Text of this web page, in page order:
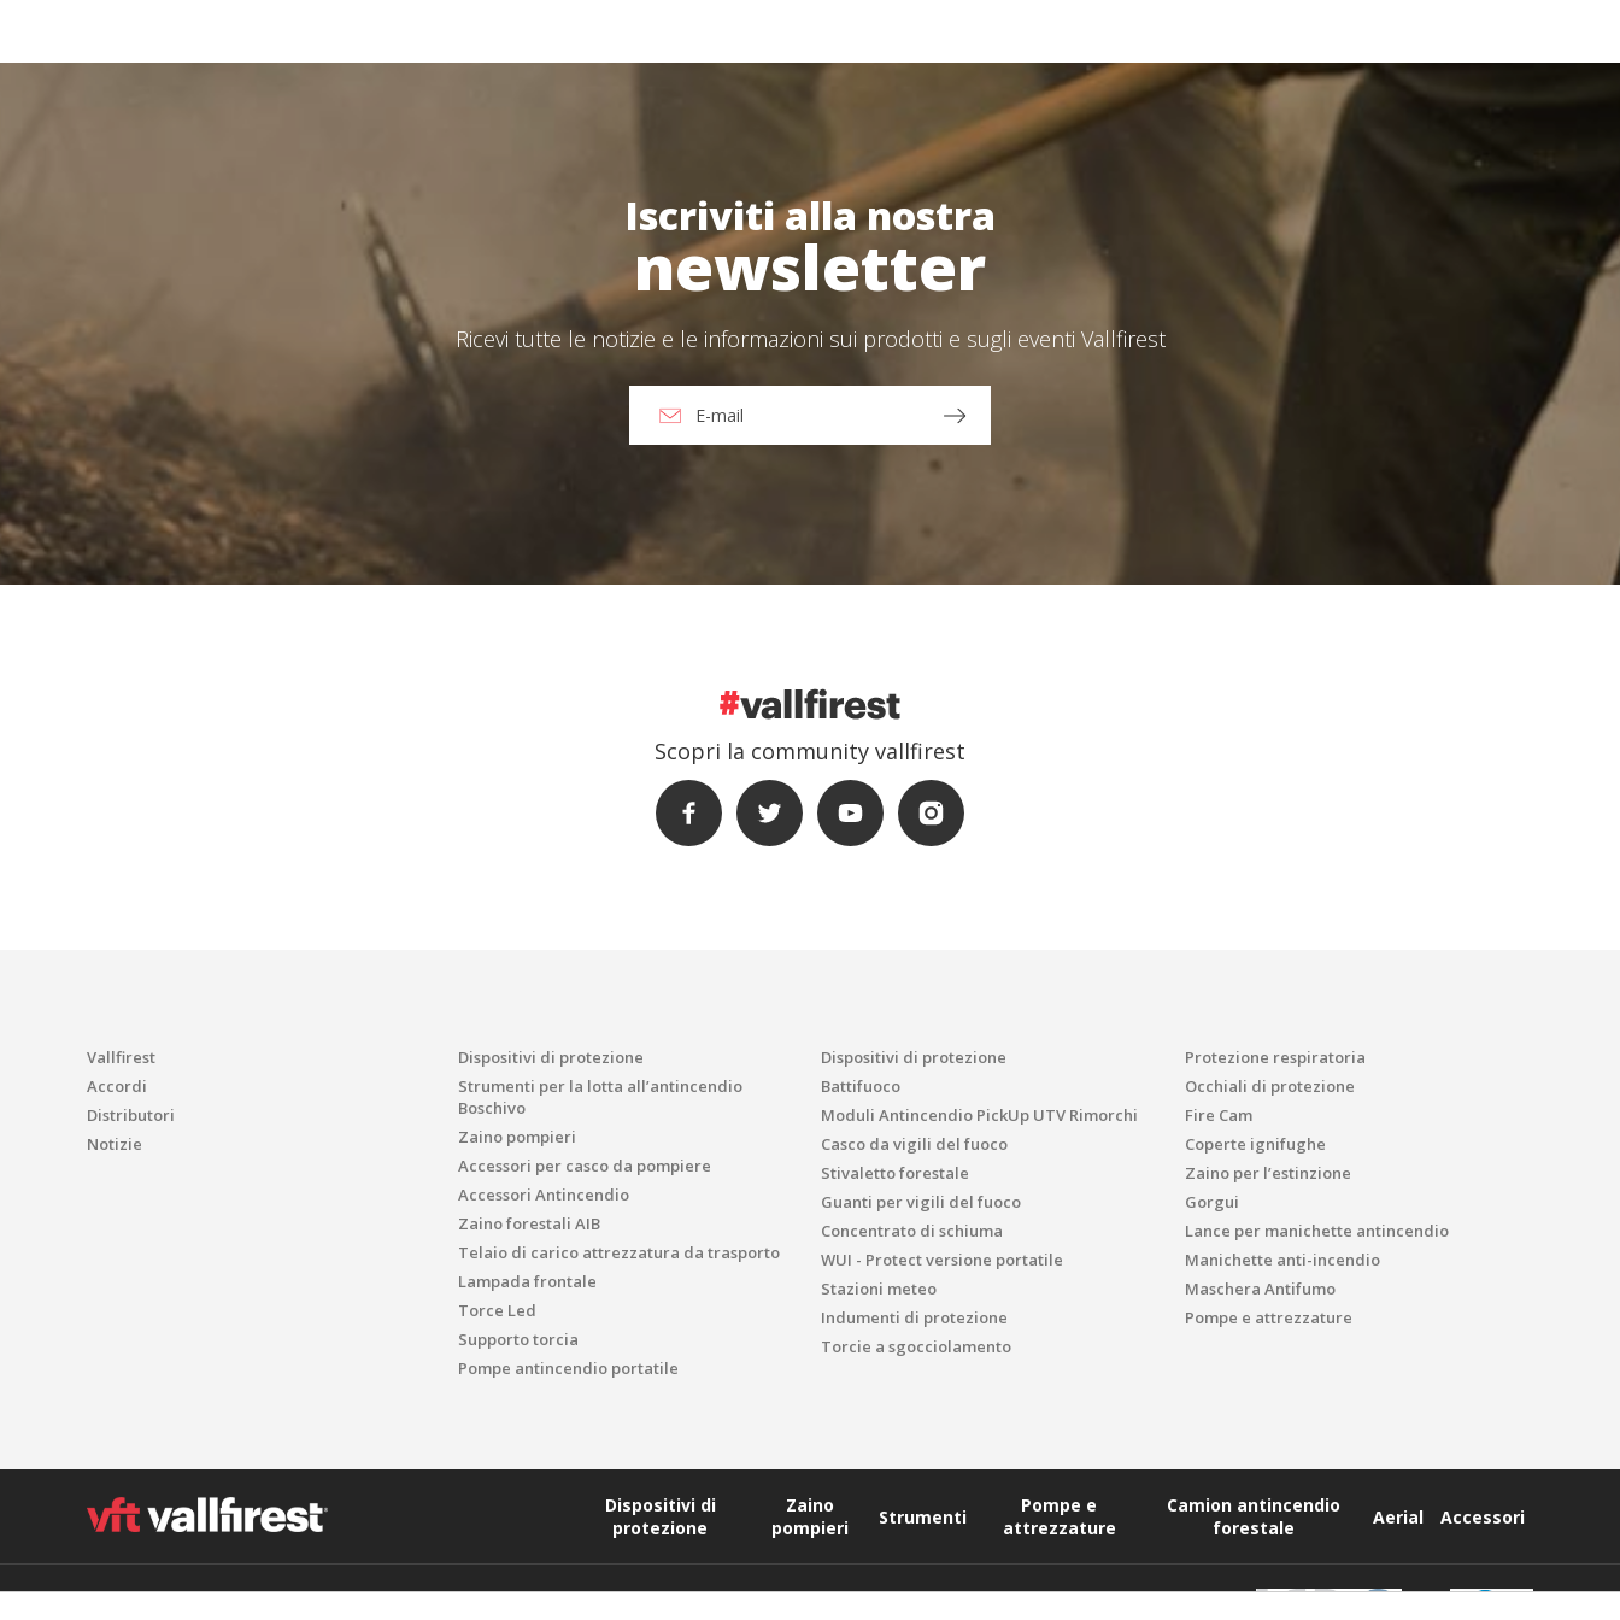
Hai dimenticato la tua password?
Crea un account
Ho letto e accetto l'Avvertenze legali e la Politica della privacy
Iscriviti alla nostra
newsletter
Ricevi tutte le notizie e le informazioni sui prodotti e sugli eventi Vallfirest
Scopri la community vallfirest
Vallfirest
Accordi
Distributori
Notizie
Dispositivi di protezione
Strumenti per la lotta all’antincendio
Boschivo
Zaino pompieri
Accessori per casco da pompiere
Accessori Antincendio
Zaino forestali AIB
Telaio di carico attrezzatura da trasporto
Lampada frontale
Torce Led
Supporto torcia
Pompe antincendio portatile
Dispositivi di protezione
Battifuoco
Moduli Antincendio PickUp UTV Rimorchi
Casco da vigili del fuoco
Stivaletto forestale
Guanti per vigili del fuoco
Concentrato di schiuma
WUI - Protect versione portatile
Stazioni meteo
Indumenti di protezione
Torcie a sgocciolamento
Protezione respiratoria
Occhiali di protezione
Fire Cam
Coperte ignifughe
Zaino per l’estinzione
Gorgui
Lance per manichette antincendio
Manichette anti-incendio
Maschera Antifumo
Pompe e attrezzature
Dispositivi di
protezione
Zaino
pompieri
Strumenti
Pompe e
attrezzature
Camion antincendio
forestale
Aerial Accessori
Polígon Industrial el Molinot, SN - 08471 Vallgorguina